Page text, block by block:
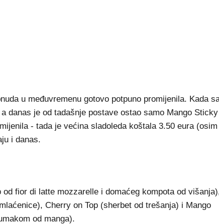
u međuvremenu gotovo potpuno promijenila. Kada
danas je od tadašnje postave ostao samo Mango Sticky
- tada je većina sladoleda koštala 3.50 eura (osim
i danas.
fior di latte mozzarelle i domaćeg kompota od
Cherry on Top (sherbet od trešanja) i Mango
od manga).